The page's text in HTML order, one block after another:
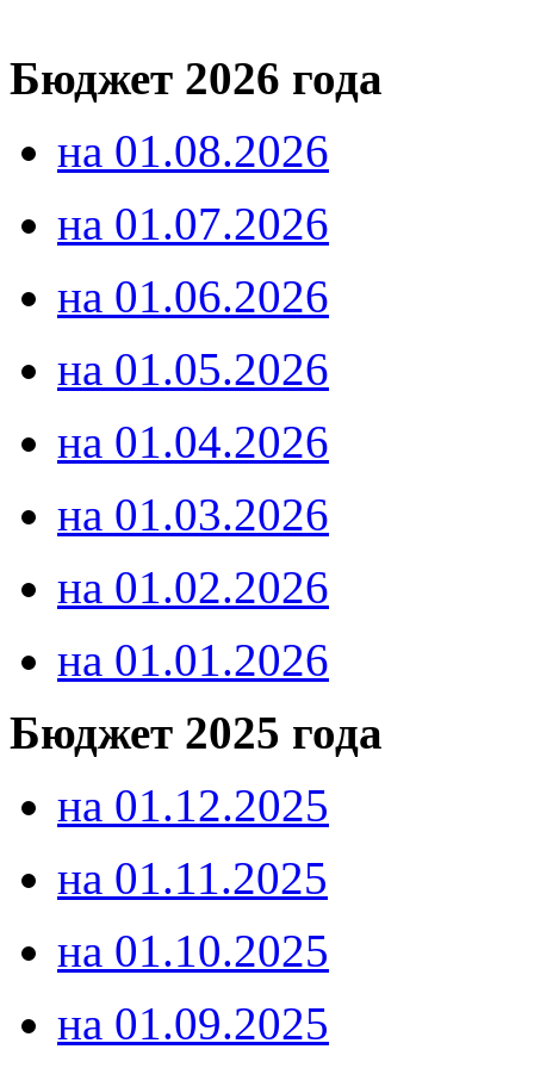
Бюджет 2026 года
на 01.08.2026
на 01.07.2026
на 01.06.2026
на 01.05.2026
на 01.04.2026
на 01.03.2026
на 01.02.2026
на 01.01.2026
Бюджет 2025 года
на 01.12.2025
на 01.11.2025
на 01.10.2025
на 01.09.2025